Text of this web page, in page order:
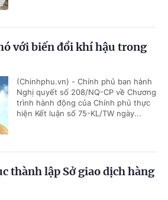
với biến đổi khí hậu trong
(Chinhphu.vn) - Chính phủ ban hành
Nghị quyết số 208/NQ-CP về Chương
trình hành động của Chính phủ thực
hiện Kết luận số 75-KL/TW ngày...
thành lập Sở giao dịch hàng